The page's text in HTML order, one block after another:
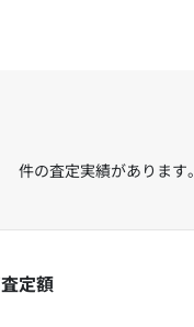
件の査定実績があります。
定額